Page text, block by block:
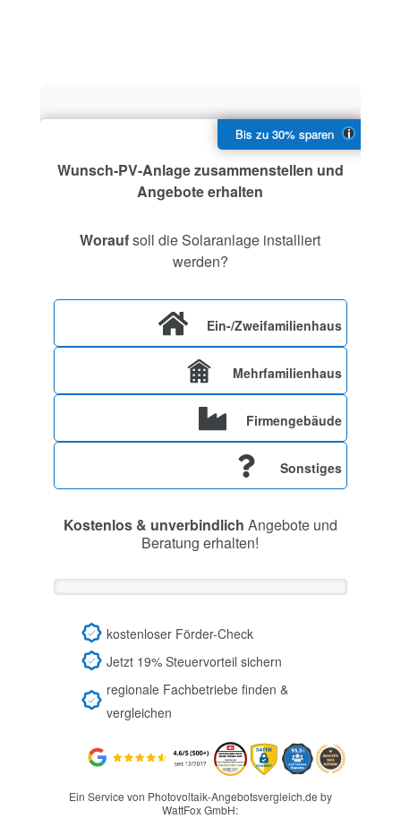
Wunsch-PV-Anlage zusammenstellen und
Angebote erhalten
Woraufsoll die Solaranlage installiert
werden?
Ein-/Zweifamilienhaus
Mehrfamilienhaus
Firmengebäude
Sonstiges
Kostenlos & unverbindlich Angebote und
Beratung erhalten!
kostenloser Förder-Check
Jetzt 19% Steuervorteil sichern
regionale Fachbetriebe finden &
vergleichen
Ein Service von Photovoltaik-Angebotsvergleich.de by
WattFox GmbH: